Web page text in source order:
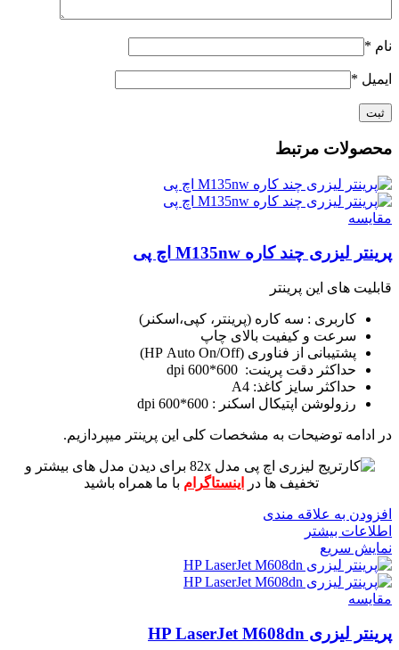
نام *
ایمیل *
محصولات مرتبط
مقايسه
پرینتر لیزری چند کاره M135nw اچ پی
قابلیت های این پرینتر
کاربری : سه کاره (پرینتر، کپی،اسکنر)
سرعت و کیفیت بالای چاپ
پشتیبانی از فناوری (HP Auto On/Off)
حداکثر دقت پرینت: 600*600 dpi
حداکثر سایز کاغذ: A4
رزولوشن اپتیکال اسکنر : 600*600 dpi
در ادامه توضیحات به مشخصات کلی این پرینتر میپردازیم.
برای دیدن مدل های بیشتر و
تخفیف ها در
اینستاگرام با ما همراه باشید
افزودن به علاقه مندی
اطلاعات بیشتر
نمایش سریع
مقايسه
پرینتر لیزری HP LaserJet M608dn